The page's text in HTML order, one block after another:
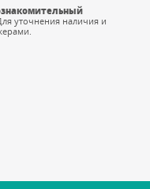
уточнения наличия и